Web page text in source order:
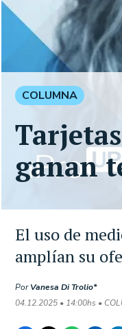
El uso de
amplían su
PorVanesa Di Trolio*
04.12.2025 • 14:00hs •
COLUMNA
ganan